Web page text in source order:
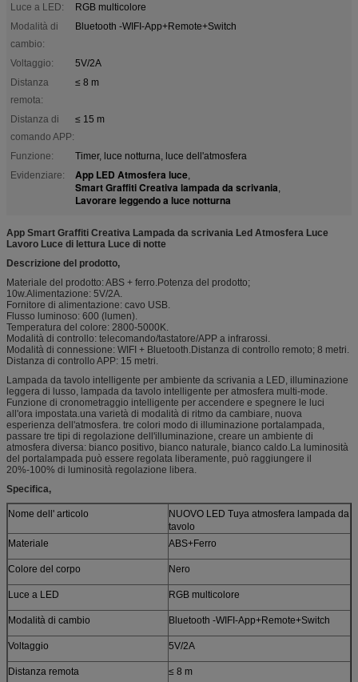
Luce a LED:
RGB multicolore
Modalità di
cambio:
Bluetooth -WIFI-App+Remote+Switch
Voltaggio:
5V/2A
Distanza
remota:
≤ 8 m
Distanza di
comando APP:
≤ 15 m
Funzione:
Timer, luce notturna, luce dell'atmosfera
Evidenziare:
App LED Atmosfera luce,
Smart Graffiti Creativa lampada da scrivania,
Lavorare leggendo a luce notturna
App Smart Graffiti Creativa Lampada da scrivania Led Atmosfera Luce
Lavoro Luce di lettura Luce di notte
Descrizione del prodotto,
Materiale del prodotto: ABS + ferro.Potenza del prodotto;
10w.Alimentazione: 5V/2A.
Fornitore di alimentazione: cavo USB.
Flusso luminoso: 600 (lumen).
Temperatura del colore: 2800-5000K.
Modalità di controllo: telecomando/tastatore/APP a infrarossi.
Modalità di connessione: WIFI + Bluetooth.Distanza di controllo remoto; 8 metri.
Distanza di controllo APP: 15 metri.
Lampada da tavolo intelligente per ambiente da scrivania a LED, illuminazione
leggera di lusso, lampada da tavolo intelligente per atmosfera multi-mode.
Funzione di cronometraggio intelligente per accendere e spegnere le luci
all'ora impostata.una varietà di modalità di ritmo da cambiare, nuova
esperienza dell'atmosfera. tre colori modo di illuminazione portalampada,
passare tre tipi di regolazione dell'illuminazione, creare un ambiente di
atmosfera diversa: bianco positivo, bianco naturale, bianco caldo.La luminosità
del portalampada può essere regolata liberamente, può raggiungere il
20%-100% di luminosità regolazione libera.
Specifica,
Nome dell' articolo
NUOVO LED Tuya atmosfera lampada da
tavolo
Materiale
ABS+Ferro
Colore del corpo Nero
Luce a LED RGB multicolore
Modalità di cambio Bluetooth -WIFI-App+Remote+Switch
Voltaggio 5V/2A
Distanza remota ≤ 8 m